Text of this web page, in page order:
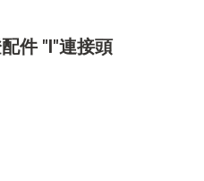
件 "I"連接頭